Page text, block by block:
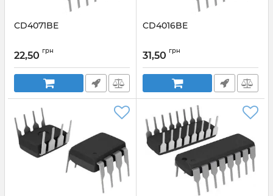
CD4071BE
22,50 грн
CD4016BE
31,50 грн